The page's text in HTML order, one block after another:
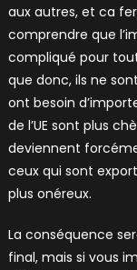
aux autres, et ca
comprendre que
compliqué pour
que donc, ils ne
ont besoin
de l’UE sont plus
deviennent
ceux qui sont
plus onéreux.
La conséquence
final, mais si vous